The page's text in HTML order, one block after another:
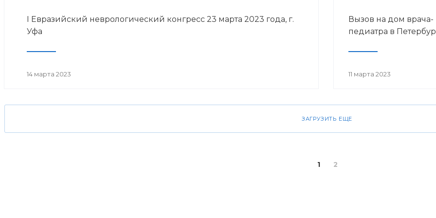
I Евразийский неврологический конгресс 23 марта 2023 года, г.
Уфа
14 марта 2023
Вызов на дом врача-
педиатра в
11 марта 2023
ЗАГРУЗИТЬ ЕЩЕ
1 2